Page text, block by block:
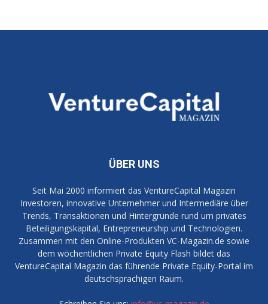
ÜBER UNS
Seit Mai 2000 informiert das VentureCapital Magazin
Investoren, innovative Unternehmer und Intermediäre über
Trends, Transaktionen und Hintergründe rund um privates
Beteiligungskapital, Entrepreneurship und Technologien.
Zusammen mit den Online-Produkten VC-Magazin.de sowie
dem wöchentlichen Private Equity Flash bildet das
VentureCapital Magazin das führende Private Equity-Portal im
deutschsprachigen Raum.